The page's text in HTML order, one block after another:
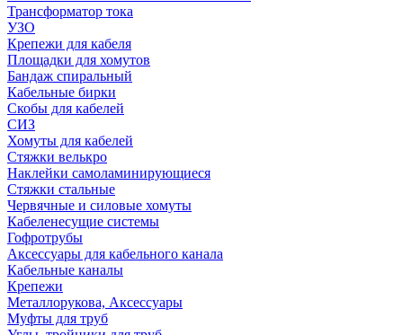
Трансформатор тока
УЗО
Крепежи для кабеля
Площадки для хомутов
Бандаж спиральный
Кабельные бирки
Cкобы для кабелей
СИЗ
Хомуты для кабелей
Стяжки велькро
Наклейки самоламинирующиеся
Стяжки стальные
Червячные и силовые хомуты
Кабеленесущие системы
Гофротрубы
Аксессуары для кабельного канала
Кабельные каналы
Крепежи
Металлорукова, Аксессуары
Муфты для труб